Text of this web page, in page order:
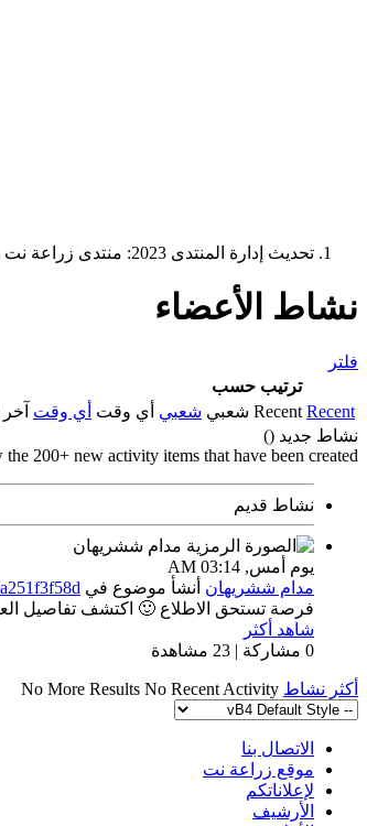
تحديث إدارة المنتدى 2023: منتدى زراعة نت مفتوح حاليا للقراءة فقط، ولا يقبل مشاركات جديدة. يمكنكم استخدام الشريط الظاهر أعلاه للبحث في كافة مواضيع المدوّنة والمنتدى.
نشاط الأعضاء
فلتر
ترتيب حسب
Recent Recent شعبي شعبي أي وقت أي وقت آخر 24 ساعة
نشاط جديد ()
200+ new activity items that have been created.
نشاط قديم
يوم أمس, 03:14 AM
مدام ششريهان أنشأ موضوع في
فرصة تستحق الاطلاع 🙂 اكتشف تفاصيل
شاهد أكثر
0 مشاركة | 23 مشاهدة
أكثر نشاط No More Results No Recent Activity
الاتصال بنا
موقع زراعة نت
لإعلاناتكم
الأرشيف